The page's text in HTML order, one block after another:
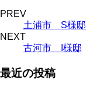
PREV
土浦市 S様邸
NEXT
古河市 I様邸
最近の投稿